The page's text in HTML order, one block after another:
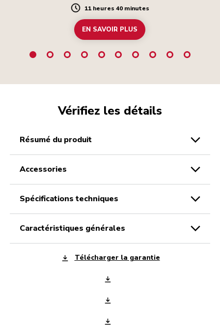
Duration
11 heures 40 minutes
EN SAVOIR PLUS
Vérifiez les détails
résumé du produit
accessories
spécifications techniques
caractéristiques générales
Télécharger la garantie